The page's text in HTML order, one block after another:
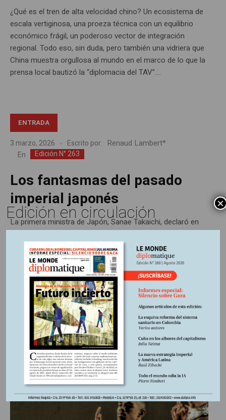
¿Qué es el tren de alta velocidad chino? Un ecosistema de
escala vertiginosa, una proeza técnica con un equilibrio
económico frágil, un poderoso vector de integración
regional. Todo eso, sin duda, pero también una vidriera que
China muestra orgullosa al mundo en el marco de lo que la
prensa local bautizó la “diplomacia del TAV”....
ENTRADA
3 marzo, 2026 Escrito por: Renaud Lambert*
En Edición N° 263
Los fantasmas del pasado
imperial japonés
La primera ministra de Japón, Sanae Takaichi, declaró en
China avanza militarmente sobre Taiwán. En un mundo
cada vez más peligroso, la intromisión a principios de
enero de Donald Trump en Venezuela parece habilitar otros
golpes de mano imperiales no menos ilegales. ¿Después de
Venezuela,...
ENTRADA
Edición en circulación ×